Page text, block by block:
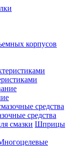
корпусов
средства
Шприцы